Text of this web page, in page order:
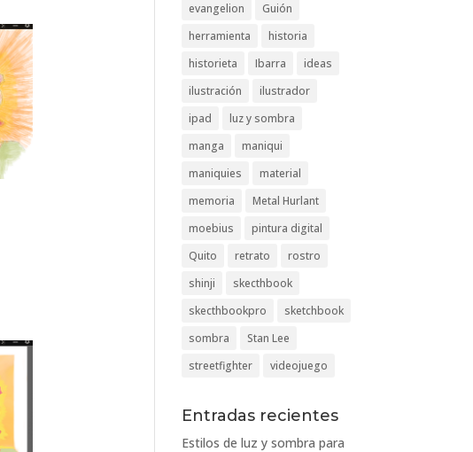
evangelion
Guión
herramienta
historia
historieta
Ibarra
ideas
ilustración
ilustrador
ipad
luz y sombra
manga
maniqui
maniquies
material
memoria
Metal Hurlant
moebius
pintura digital
Quito
retrato
rostro
shinji
skecthbook
skecthbookpro
sketchbook
sombra
Stan Lee
streetfighter
videojuego
Entradas recientes
Estilos de luz y sombra para